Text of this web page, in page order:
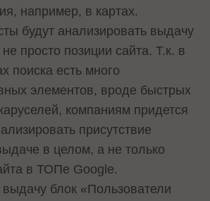
например, в картах.
будут анализировать выдачу
просто позиции сайта. Т.к. в
поиска есть много
элементов, вроде быстрых
компаниям придется
присутствие
в целом, а не только
в ТОПе Google.
блок «Пользователи